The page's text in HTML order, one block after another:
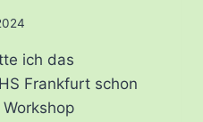
ich das
Frankfurt schon